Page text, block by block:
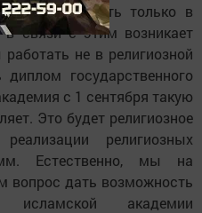
должны сидеть только в
связи с этим возникает
не в религиозной
государственного
с 1 сентября такую
Это будет религиозное
религиозных
Естественно, мы на
вопрос дать возможность
исламской академии